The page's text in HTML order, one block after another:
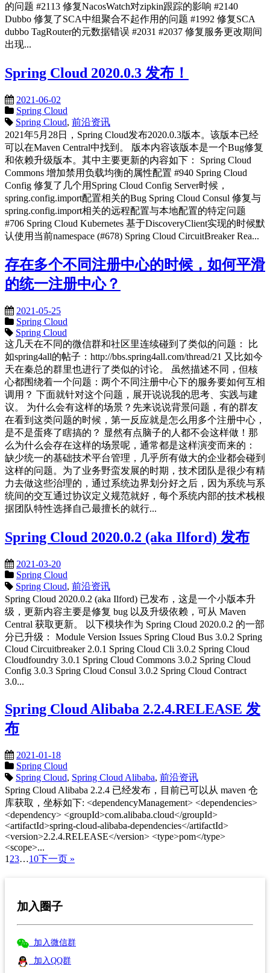
的问题 #2113 修复NacosWatch对zipkin跟踪的影响 #2140
Dubbo 修复了SCA中组聚合不起作用的问题 #1992 修复SCA
dubbo TagRouter的元数据错误 #2031 #2037 修复服务更改期间
出现...
Spring Cloud 2020.0.3 发布！
2021-06-02
Spring Cloud
Spring Cloud, 前沿资讯
2021年5月28日，Spring Cloud发布2020.0.3版本。该版本已经
可以在Maven Central中找到。 版本内容该版本是一个Bug修复
和依赖升级版本。其中主要更新的内容如下： Spring Cloud
Commons 增加禁用负载均衡的属性配置 #940 Spring Cloud
Config 修复了几个用Spring Cloud Config Server时候，
spring.config.import配置相关的Bug Spring Cloud Consul 修复与
spring.config.import相关的远程配置与本地配置的特定问题
#706 Spring Cloud Kubernetes 基于DiscoveryClient实现的时候默
认使用当前namespace (#678) Spring Cloud CircuitBreaker Rea...
存在多个不同注册中心的时候，如何平滑
的统一注册中心？
2021-05-25
Spring Cloud
Spring Cloud
这几天在不同的微信群和社区里连续碰到了类似的问题： 比
如spring4all的帖子：http://bbs.spring4all.com/thread/21 又比如今
天在秦总的群里也进行了类似的讨论。 虽然描述不同，但核
心都围绕着一个问题：两个不同注册中心下的服务要如何互相
调用？ 下面就针对这个问题，展开说说我的思考、实践与建
议。 为什么会有这样的场景？先来说说背景问题，有的群友
在看到这类问题的时候，第一反应就是怎么用多个注册中心，
是不是蛋疼了瞎搞的？ 显然有点脑子的人都不会这样做！那
么为什么会存在这样的场景呢，通常都是这样演变而来的：
缺少统一的基础技术平台管理，几乎所有做大的企业都会碰到
这样的问题。为了业务野蛮发展的时期，技术团队是很少有精
力去做这些治理的，通过系统边界划分好之后，因为系统与系
统间的交互通过协议定义规范就好，每个系统内部的技术栈根
据团队特性选择自己最擅长的就行...
Spring Cloud 2020.0.2 (aka Ilford) 发布
2021-03-20
Spring Cloud
Spring Cloud, 前沿资讯
Spring Cloud 2020.0.2 (aka Ilford) 已发布，这是一个小版本升
级，更新内容主要是修复 bug 以及升级依赖，可从 Maven
Central 获取更新。 以下模块作为 Spring Cloud 2020.0.2 的一部
分已升级： Module Version Issues Spring Cloud Bus 3.0.2 Spring
Cloud Circuitbreaker 2.0.1 Spring Cloud Cli 3.0.2 Spring Cloud
Cloudfoundry 3.0.1 Spring Cloud Commons 3.0.2 Spring Cloud
Config 3.0.3 Spring Cloud Consul 3.0.2 Spring Cloud Contract
3.0...
Spring Cloud Alibaba 2.2.4.RELEASE 发
布
2021-01-18
Spring Cloud
Spring Cloud, Spring Cloud Alibaba, 前沿资讯
Spring Cloud Alibaba 2.2.4 已经发布，目前已可以从 maven 仓
库获取，坐标如下: <dependencyManagement> <dependencies>
<dependency> <groupId>com.alibaba.cloud</groupId>
<artifactId>spring-cloud-alibaba-dependencies</artifactId>
<version>2.2.4.RELEASE</version> <type>pom</type>
<scope>...
1 23…10下一页 »
加入圈子
加入微信群
加入QQ群